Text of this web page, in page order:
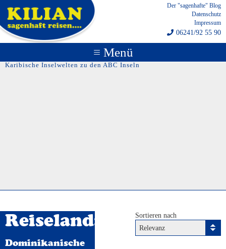
Der "sagenhafte" Blog
Datenschutz
Impressum
06241/92 55 90
≡ Menü
Karibische Inselwelten zu den ABC Inseln
Sortieren nach
Relevanz
Reiseland:
Dominikanische